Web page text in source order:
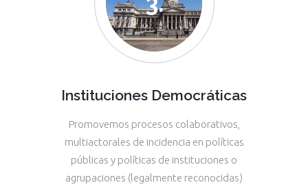
Instituciones Democráticas
Promovemos procesos colaborativos,
multiactorales de incidencia en políticas
públicas y políticas de instituciones o
agrupaciones (legalmente reconocidas)